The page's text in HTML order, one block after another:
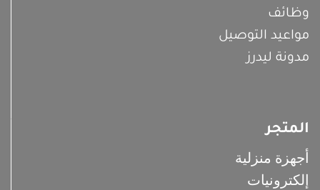
وظائف
مواعيد التوصيل
مدونة ليدرز
المتجر
أجهزة منزلية
إلكترونيات